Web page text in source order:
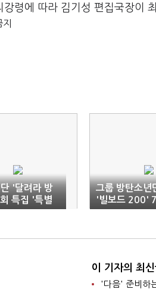
령에 따라 김기성 편집국장이
'달려라 방
특집 '특별
으로'
그룹 방탄소년
'빌보드 200'
위권
이 기자의 최
'다음' 준비하